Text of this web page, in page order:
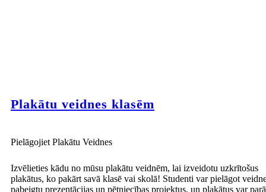
Plakātu veidnes klasēm
Pielāgojiet Plakātu Veidnes
Izvēlieties kādu no mūsu plakātu veidnēm, lai izveidotu uzkrītošus
plakātus, ko pakārt savā klasē vai skolā! Studenti var pielāgot
pabeigtu prezentācijas un pētniecības projektus, un plakātus var